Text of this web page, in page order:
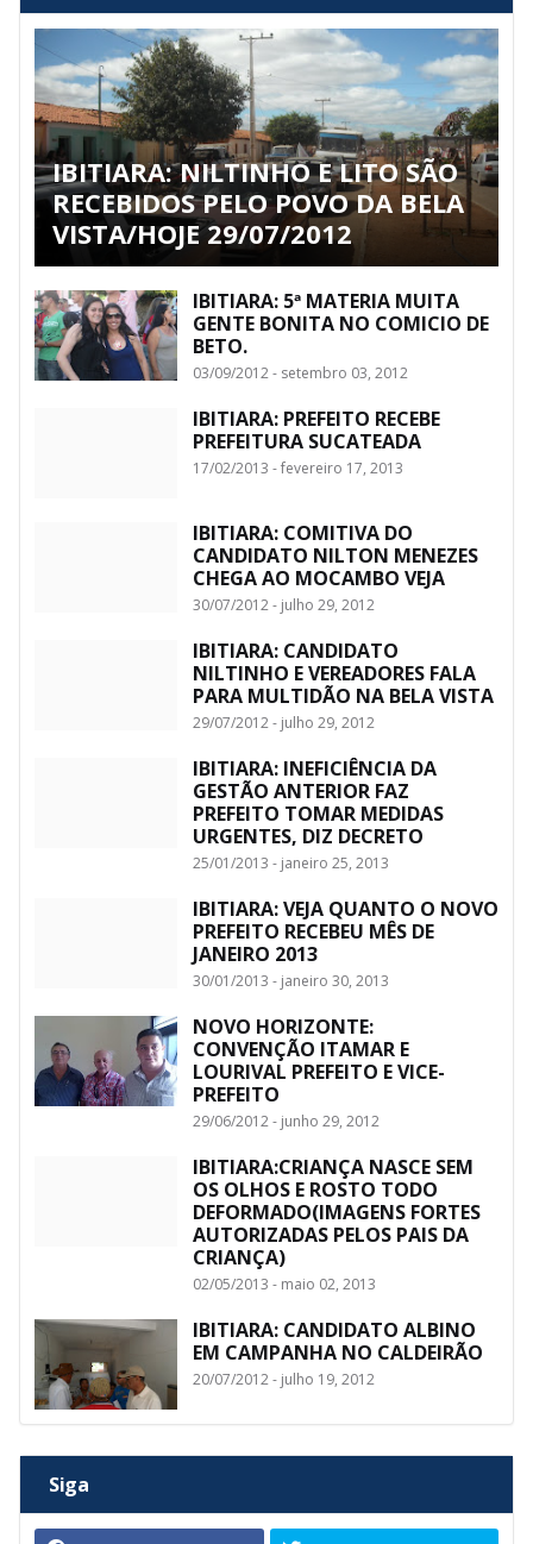
IBITIARA: NILTINHO E LITO SÃO
RECEBIDOS PELO POVO DA BELA
VISTA/HOJE 29/07/2012
IBITIARA: 5ª MATERIA MUITA
GENTE BONITA NO COMICIO DE
BETO.
03/09/2012 - setembro 03, 2012
IBITIARA: PREFEITO RECEBE
PREFEITURA SUCATEADA
17/02/2013 - fevereiro 17, 2013
IBITIARA: COMITIVA DO
CANDIDATO NILTON MENEZES
CHEGA AO MOCAMBO VEJA
30/07/2012 - julho 29, 2012
IBITIARA: CANDIDATO
NILTINHO E VEREADORES FALA
PARA MULTIDÃO NA BELA VISTA
29/07/2012 - julho 29, 2012
IBITIARA: INEFICIÊNCIA DA
GESTÃO ANTERIOR FAZ
PREFEITO TOMAR MEDIDAS
URGENTES, DIZ DECRETO
25/01/2013 - janeiro 25, 2013
IBITIARA: VEJA QUANTO O NOVO
PREFEITO RECEBEU MÊS DE
JANEIRO 2013
30/01/2013 - janeiro 30, 2013
NOVO HORIZONTE:
CONVENÇÃO ITAMAR E
LOURIVAL PREFEITO E VICE-
PREFEITO
29/06/2012 - junho 29, 2012
IBITIARA:CRIANÇA NASCE SEM
OS OLHOS E ROSTO TODO
DEFORMADO(IMAGENS FORTES
AUTORIZADAS PELOS PAIS DA
CRIANÇA)
02/05/2013 - maio 02, 2013
IBITIARA: CANDIDATO ALBINO
EM CAMPANHA NO CALDEIRÃO
20/07/2012 - julho 19, 2012
Siga